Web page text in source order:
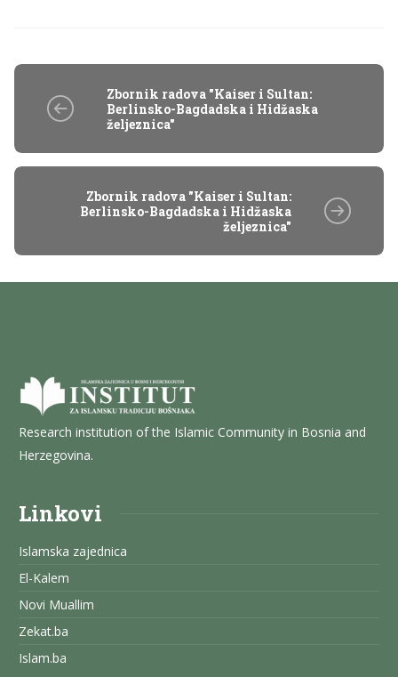
Zbornik radova "Kaiser i Sultan:
Berlinsko-Bagdadska i Hidžaska
željeznica"
Zbornik radova "Kaiser i Sultan:
Berlinsko-Bagdadska i Hidžaska
željeznica"
Research institution of the Islamic Community in Bosnia and
Herzegovina.
Linkovi
Islamska zajednica
El-Kalem
Novi Muallim
Zekat.ba
Islam.ba